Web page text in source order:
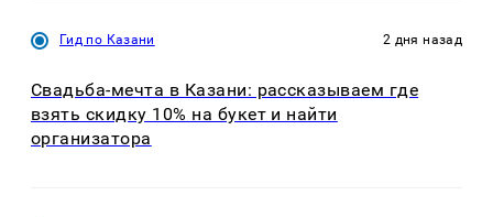
Гид по Казани 2 дня назад
Свадьба-мечта в Казани: рассказываем где
взять скидку 10% на букет и найти
организатора